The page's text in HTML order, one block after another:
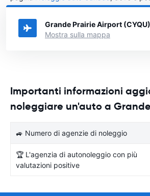
quale città in Canada si vuole noleggiare
Grande Prairie Airport (CYQU)
Mostra sulla mappa
Importanti informazioni
noleggiare un'auto a
🚙 Numero di agenzie di noleggio
🏆 L'agenzia di autonoleggio con più
valutazioni positive